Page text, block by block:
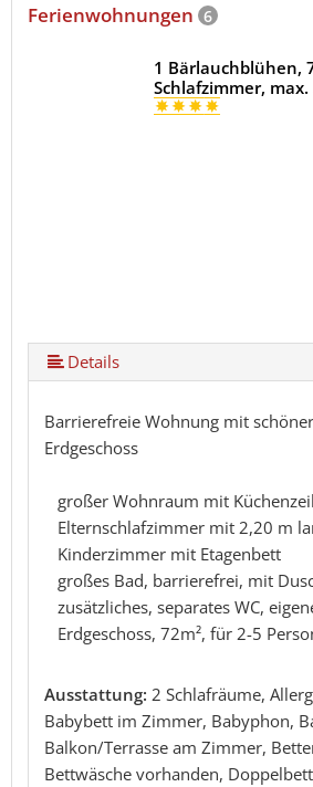
Ferienwohnungen 6
1 Bärlauchblühen,
Schlafzimmer,
Details
Barrierefreie Wohnung mit
Erdgeschoss
großer Wohnraum mit
Elternschlafzimmer mit 2,20 m
Kinderzimmer mit Etagenbett
großes Bad, barrierefrei, mit
zusätzliches, separates WC,
Erdgeschoss, 72m², für 2-5
Ausstattung: 2 Schlafräume,
Babybett im Zimmer, Babyphon,
Balkon/Terrasse am Zimmer,
Bettwäsche vorhanden,